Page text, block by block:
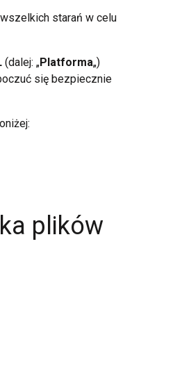
starań w celu
(dalej: „Platforma„)
się bezpiecznie
plików